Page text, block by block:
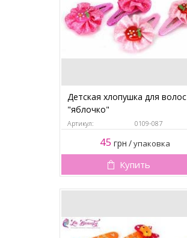
Детская хлопушка для волос
"яблочко"
Артикул: 0109-087
45 грн /упаковка
Купить